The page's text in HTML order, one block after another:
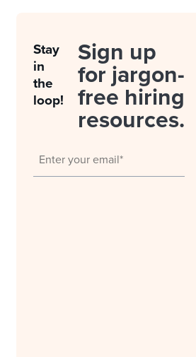
Stay
in
the
loop!
Sign up
for jargon-
free hiring
resources.